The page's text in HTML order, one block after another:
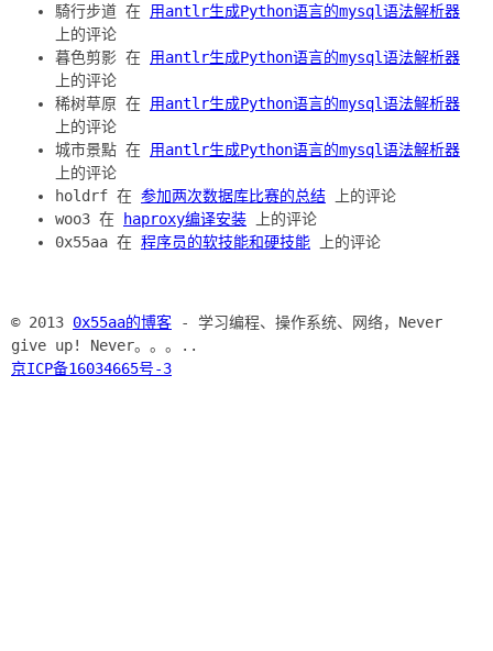
騎行步道 在 用antlr生成Python语言的mysql语法解析器
上的评论
暮色剪影 在 用antlr生成Python语言的mysql语法解析器
上的评论
稀树草原 在 用antlr生成Python语言的mysql语法解析器
上的评论
城市景點 在 用antlr生成Python语言的mysql语法解析器
上的评论
holdrf 在 参加两次数据库比赛的总结 上的评论
woo3 在
haproxy编译安装 上的评论
0x55aa 在 程序员的软技能和硬技能 上的评论
© 2013 0x55aa的博客 - 学习编程、操作系统、网络，Never
give up! Never。。。..
京ICP备16034665号-3